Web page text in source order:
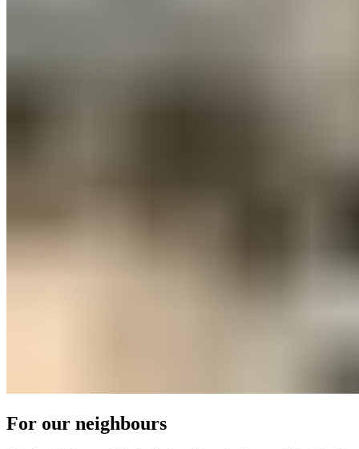
For our neighbours​​​​‌ ‍ ​‍​‍‌‍ ‌ ​‍‌‍‍‌‌‍‌ ‌‍‍‌‌‍ ‍​‍​‍​ ‍‍​‍​‍‌ ​ ‌‍​‌‌‍ ‍‌‍‍‌‌ ‌​‌ ‍‌​‍ ‍‌‍‍‌‌‍ ​‍​‍​‍ ​​‍​‍‌‍‍​‌ ​‍‌‍‌‌‌‍‌‍​‍​‍​ ‍‍​‍​‍‌‍‍​‌ ‌​‌ ‌​‌ ​​‌ ​ ​ ‍‍​‍ ​‍ ‌‍ ​​‍ ‌‌‍​‌‌‍ ‍‌‍‌​​‍ ‌‌ ​‍​‍ ‌‌‍‍​‌‍ ‌ ‌​‌‍‌‌‌‍ ​‌ ​ ​‍ ‌‌ ​ ‌ ‌​‌ ‌‌‌‍‌​‌‍‍‌‌‍ ​‍ ‍‌ ‌‍‌‍‌‌‌ ​‍‌‍​ ‌‍‌‌‌‍ ​​‍ ‍‌‍​‌‌ ​​‌ ​​​‍ ‌‍‍‌‌‍ ‍‌ ‌​‌‍‌‌‌‍ ‍‌ ‌​​‍ ‌‍‌‌‌‍‌​‌‍‍‌‌ ‌​​‍ ‌‍ ‌‌‍ ‌‍‌​‌‍‌‌​ ‌‌ ​​‌ ​‍‌‍‌‌‌ ​ ‌‍‌‌‌‍ ‍‌ ‌​‌‍​‌‌ ‌​‌‍‍‌‌‍ ‌‍ ‍​ ‍ ‌‍‍‌‌‍‌​​ ‌​ ‍‌​ ​‌​ ‌‍​ ‌‍​ ‍‌‌‍‌​‌‍​‌​ ​​​‍ ‌​ ‌‍‌‍​ ‌‍​ ‌‍​ ​‍ ‌​ ‌​​ ‍‌​ ‌​​ ‌‍​‍ ‌‌‍​‌​ ​‍​ ‌ ​ ‌​​‍ ‌‌‍​‌‌‍​ ‌‍​‍​ ‍‌‌‍​‍​ ​ ‌‍‌‌‌‍​ ​ ​ ‌‍‌​​ ‌ ‌‍​ ​ ‍ ‌ ‌​‌ ‍‌‌ ​​‌‍‌‌​ ‌‌‍‍​‌‍ ‌ ‌​‌‍‌‌‌‍ ​‌‌​ ‌‍‍‌‌ ‌​‌‍‌‌‌‌​​‌‍​‌‌‍‌ ‌‍‌‌​ ‍ ‌ ​​‌‍​‌‌ ‌​‌‍‍​​ ‌‌ ​​‌‍​‌‌‍‌ ‌‍‌‌‌​​‍‌ ‌‌‌‍‍‌‌‍ ​‌‍‌​‌‍‌‌‌ ​‍​‍‌‌​ ‌‌‌​​‍‌‌ ‌‍‍ ‌‍‌‌‌ ‍‌​‍‌‌​ ​ ‌​‌​​‍‌‌​ ​ ‌​‌​​‍‌‌​ ​‍​ ​‍​ ​​​ ‍‌​ ‍​​ ​‌‌‍‌‍‌‍​‍​ ‍​​ ‌‌​ ‌‍​ ​‌‌‍‌​​ ​ ​‍‌‌​ ​‍​ ​‍​‍‌‌​ ‌‌‌​‌​​‍ ‍‌‍‍​‌‍‌‌‌‍​‌‌‍‌​‌‍‍‌‌‍ ‍‌‍‌ ​ ‌‍​‍‌‍​‌‌ ​ ‌‍‌‌‌‌‌‌‌ ​‍‌‍ ​​ ‌‌‍‍​‌ ‌​‌ ‌​‌ ​​‌ ​ ​‍‌‌​ ​ ‌​​‌​‍‌‌​ ​‍‌​‌‍​‍‌‌​ ​‍‌​‌‍‌‍ ​​‍ ‌‌‍​‌‌‍ ‍‌‍‌​​‍ ‌‌ ​‍​‍ ‌‌‍‍​‌‍ ‌ ‌​‌‍‌‌‌‍ ​‌ ​ ​‍ ‌‌ ​ ‌ ‌​‌ ‌‌‌‍‌​‌‍‍‌‌‍ ​‍ ‍‌ ‌‍‌‍‌‌‌ ​‍‌‍​ ‌‍‌‌‌‍ ​​‍ ‍‌‍​‌‌ ​​‌ ​​​‍‌‍‌‍‍‌‌‍‌​​ ‌​ ‍‌​ ​‌​ ‌‍​ ‌‍​ ‍‌‌‍‌​‌‍​‌​ ​​​‍ ‌​ ‌‍‌‍​ ‌‍​ ‌‍​ ​‍ ‌​ ‌​​ ‍‌​ ‌​​ ‌‍​‍ ‌‌‍​‌​ ​‍​ ‌ ​ ‌​​‍ ‌‌‍​‌‌‍​ ‌‍​‍​ ‍‌‌‍​‍​ ​ ‌‍‌‌‌‍​ ​ ​ ‌‍‌​​ ‌ ‌‍​ ​‍‌‍‌ ‌​‌ ‍‌‌ ​​‌‍‌‌​ ‌‌‍‍​‌‍ ‌ ‌​‌‍‌‌‌‍ ​‌‌​ ‌‍‍‌‌ ‌​‌‍‌‌‌‌​​‌‍​‌‌‍‌ ‌‍‌‌​‍‌‍‌ ​​‌‍​‌‌ ‌​‌‍‍​​ ‌‌ ​​‌‍​‌‌‍‌ ‌‍‌‌‌​​‍‌ ‌‌‌‍‍‌‌‍ ​‌‍‌​‌‍‌‌‌ ​‍​‍‌‌​ ‌‌‌​​‍‌‌ ‌‍‍ ‌‍‌‌‌ ‍‌​‍‌‌​ ​ ‌​‌​​‍‌‌​ ​ ‌​‌​​‍‌‌​ ​‍​ ​‍​ ​​​ ‍‌​ ‍​​ ​‌‌‍‌‍‌‍​‍​ ‍​​ ‌‌​ ‌‍​ ​‌‌‍‌​​ ​ ​‍‌‌​ ​‍​ ​‍​‍‌‌​ ‌‌‌​‌​​‍ ‍‌‍‍​‌‍‌‌‌‍​‌‌‍‌​‌‍‍‌‌‍ ‍‌‍‌ ​‍‌‍‌ ​​‌‍‌‌‌ ​‍‌ ​ ‌ ​​‌‍‌‌‌‍​ ‌ ‌​‌‍‍‌‌ ‌‍‌‍‌‌​ ‌‌ ​​‌ ‌‌‌‍​‍‌‍ ​‌‍‍‌‌ ​ ‌‍‍​‌‍‌‌‌‍‌​​‍​‍‌ ‌